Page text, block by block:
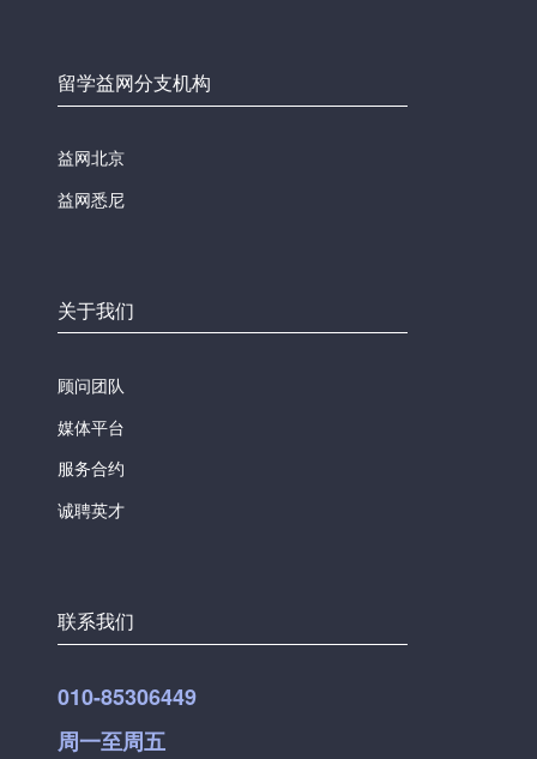
留学益网分支机构
益网北京
益网悉尼
关于我们
顾问团队
媒体平台
服务合约
诚聘英才
联系我们
010-85306449
周一至周五